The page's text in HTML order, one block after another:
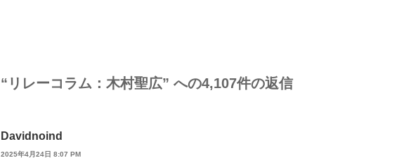
“リレーコラム：木村聖広” への4,107件の返信
Davidnoind
2025年4月24日 8:07 PM